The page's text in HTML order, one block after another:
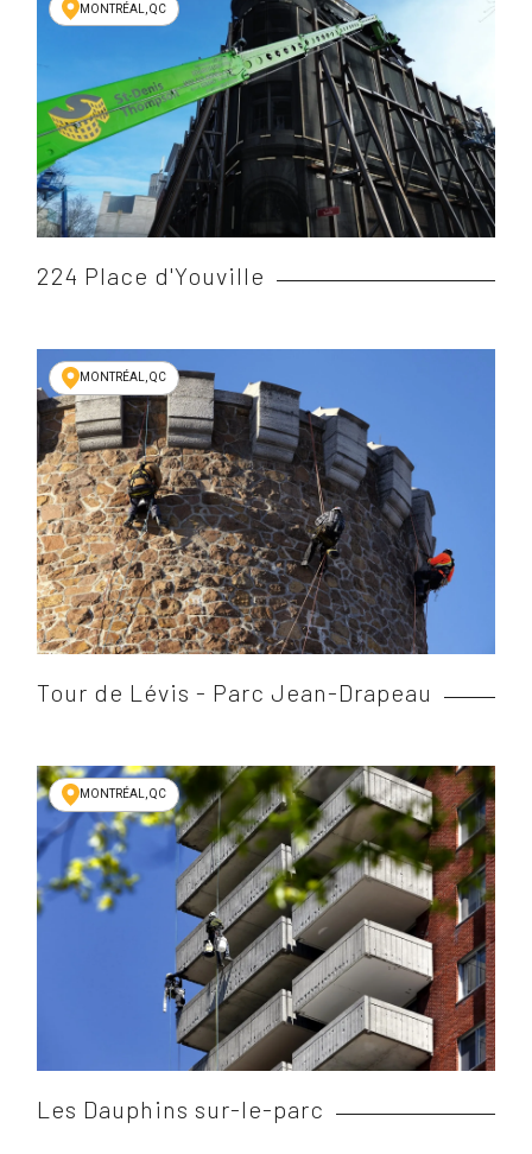
MONTRÉAL, QC
224 Place d'Youville
MONTRÉAL, QC
Tour de Lévis - Parc Jean-Drapeau
MONTRÉAL, QC
Les Dauphins sur-le-parc